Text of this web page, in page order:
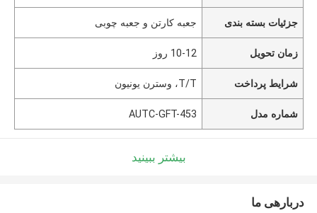
جزئیات بسته بندی جعبه کارتن و جعبه چوبی
زمان تحویل 10-12 روز
شرایط پرداخت T/T، وسترن یونیون
شماره مدل AUTC-GFT-453
بیشتر ببینید
دربارهی ما